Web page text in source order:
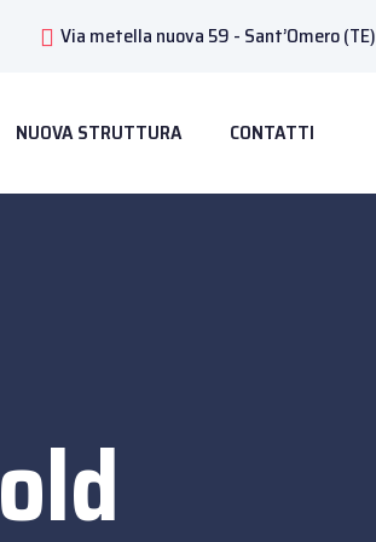
Via metella nuova 59 - Sant’Omero (TE)
NUOVA STRUTTURA CONTATTI